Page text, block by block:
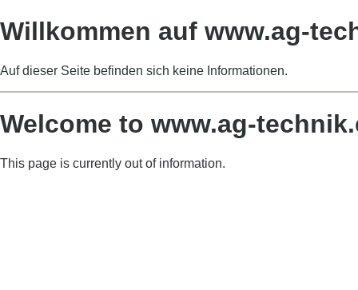
Willkommen auf www.ag-
Auf dieser Seite befinden sich keine Informationen.
Welcome to www.ag-
This page is currently out of information.